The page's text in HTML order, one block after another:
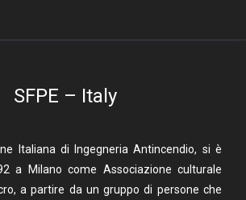
SFPE – Italy
Italiana di Ingegneria Antincendio, si è
a Milano come Associazione culturale
a partire da un gruppo di persone che